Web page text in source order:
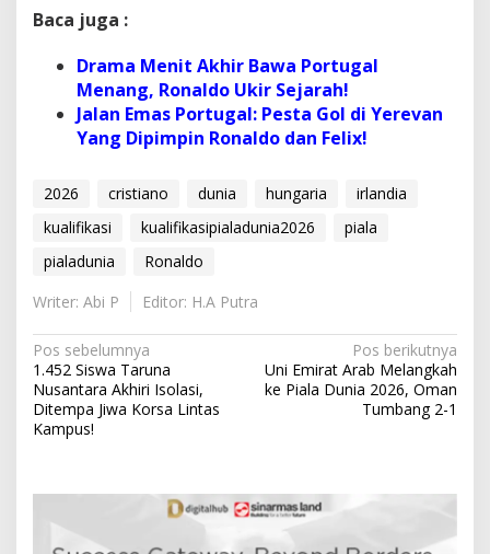
Baca juga :
Drama Menit Akhir Bawa Portugal
Menang, Ronaldo Ukir Sejarah!
Jalan Emas Portugal: Pesta Gol di Yerevan
Yang Dipimpin Ronaldo dan Felix!
2026 cristiano dunia hungaria
irlandia
kualifikasi
kualifikasipialadunia2026
piala
pialadunia
Ronaldo
Writer: Abi P
Editor: H.A Putra
N
a
v
i
Pos sebelumnya
1.452 Siswa Taruna
Nusantara Akhiri Isolasi,
Ditempa Jiwa Korsa Lintas
Kampus!
Pos berikutnya
Uni Emirat Arab Melangkah
ke Piala Dunia 2026, Oman
Tumbang 2-1